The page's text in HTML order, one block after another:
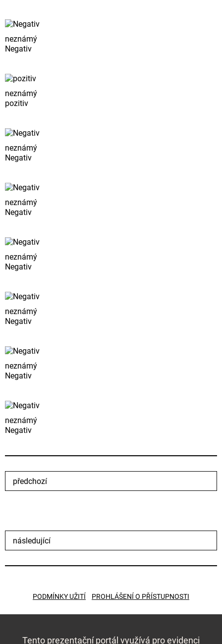
neznámý
Negativ
neznámý
pozitiv
neznámý
Negativ
neznámý
Negativ
neznámý
Negativ
neznámý
Negativ
neznámý
Negativ
neznámý
Negativ
předchozí
následující
PODMÍNKY UŽITÍ PROHLÁŠENÍ O PŘÍSTUPNOSTI
Tento prezentační portál využívá pro evidenci